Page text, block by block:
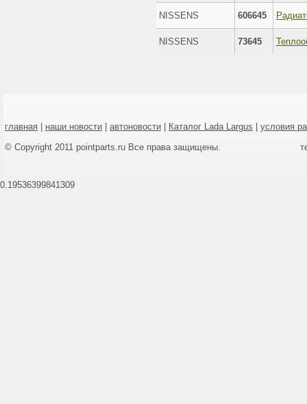
NISSENS 606645
NISSENS 73645
главная наши новости автоновости Каталог Lada Largus
условия
© Copyright 2011 pointparts.ru Все права защищены.
0.19536399841309